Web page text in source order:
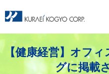
【健康経営】オフ
グに掲載